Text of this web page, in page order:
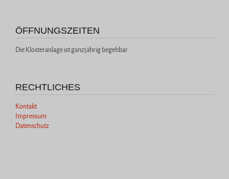
ÖFFNUNGSZEITEN
Die Klosteranlage ist ganzjährig begehbar
RECHTLICHES
Kontakt
Impressum
Datenschutz